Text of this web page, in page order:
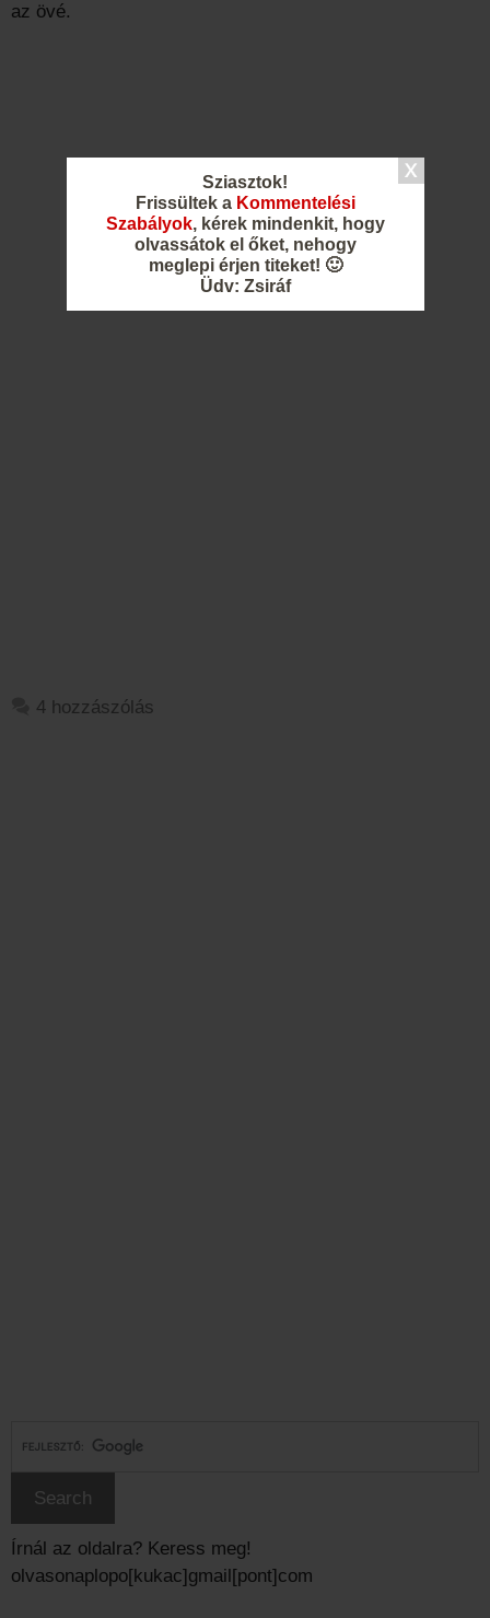
Sziasztok!
Frissültek a Kommentelési
Szabályok, kérek mindenkit, hogy
olvassátok el őket, nehogy
meglepi érjen titeket! 🙂
Üdv: Zsiráf
az övé.
4 hozzászólás
Írnál az oldalra? Keress meg!
olvasonaplopo[kukac]gmail[pont]com